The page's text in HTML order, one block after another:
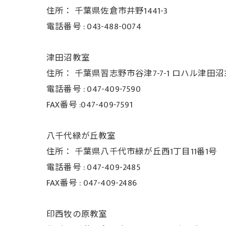
住所： 千葉県佐倉市井野1441-3
電話番号 :043-488-0074
津田沼教室
住所： 千葉県習志野市谷津7-7-1 ロハル津田沼
電話番号 :047-409-7590
FAX番号 :047-409-7591
八千代緑が丘教室
住所： 千葉県八千代市緑が丘西1丁目11番1号
電話番号 :047-409-2485
FAX番号 : 047-409-2486
印西牧の原教室